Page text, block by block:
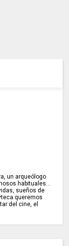
un arqueólogo
habituales...
sueños de
queremos
del cine, el